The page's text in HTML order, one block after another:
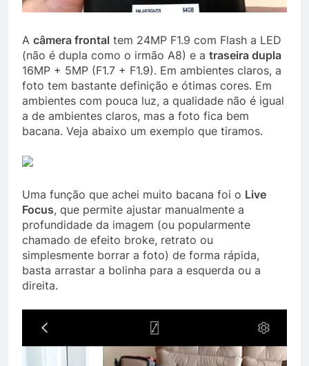
A câmera frontal tem 24MP F1.9 com Flash a LED
(não é dupla como o irmão A8) e a traseira dupla
16MP + 5MP (F1.7 + F1.9). Em ambientes claros, a
foto tem bastante definição e ótimas cores. Em
ambientes com pouca luz, a qualidade não é igual
a de ambientes claros, mas a foto fica bem
bacana. Veja abaixo um exemplo que tiramos.
Uma função que achei muito bacana foi o Live
Focus, que permite ajustar manualmente a
profundidade da imagem (ou popularmente
chamado de efeito broke, retrato ou
simplesmente borrar a foto) de forma rápida,
basta arrastar a bolinha para a esquerda ou a
direita.